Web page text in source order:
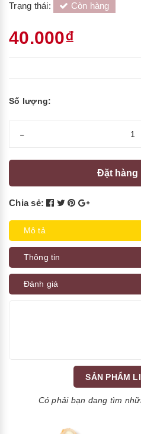
Trạng thái: Còn hàng
40.000₫
Số lượng:
-
Đặt hàng
Chia sẻ:
Mô tả
Thông tin
Đánh giá
SẢN PHẨM
Có phải bạn đang tìm